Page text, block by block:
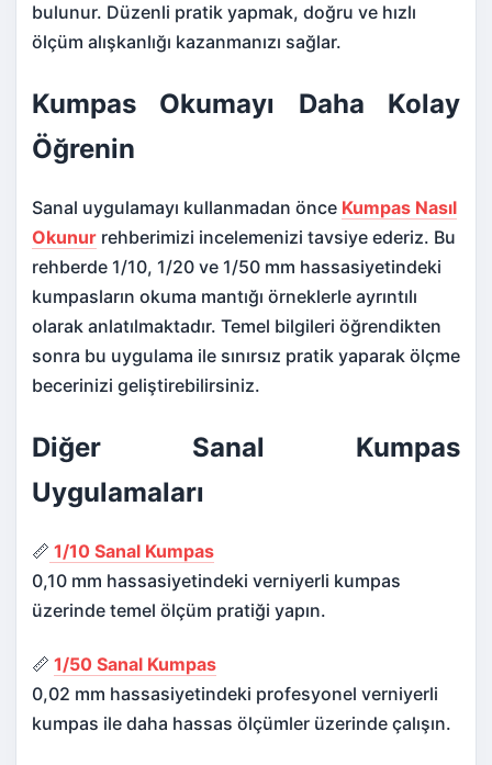
bulunur. Düzenli pratik yapmak, doğru ve hızlı
ölçüm alışkanlığı kazanmanızı sağlar.
Kumpas Okumayı Daha Kolay
Öğrenin
Sanal uygulamayı kullanmadan önce Kumpas Nasıl
Okunur rehberimizi incelemenizi tavsiye ederiz. Bu
rehberde 1/10, 1/20 ve 1/50 mm hassasiyetindeki
kumpasların okuma mantığı örneklerle ayrıntılı
olarak anlatılmaktadır. Temel bilgileri öğrendikten
sonra bu uygulama ile sınırsız pratik yaparak ölçme
becerinizi geliştirebilirsiniz.
Diğer Sanal Kumpas
Uygulamaları
📏 1/10 Sanal Kumpas
0,10 mm hassasiyetindeki verniyerli kumpas
üzerinde temel ölçüm pratiği yapın.
📏 1/50 Sanal Kumpas
0,02 mm hassasiyetindeki profesyonel verniyerli
kumpas ile daha hassas ölçümler üzerinde çalışın.